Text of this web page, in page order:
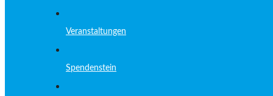
Veranstaltungen
Spendenstein